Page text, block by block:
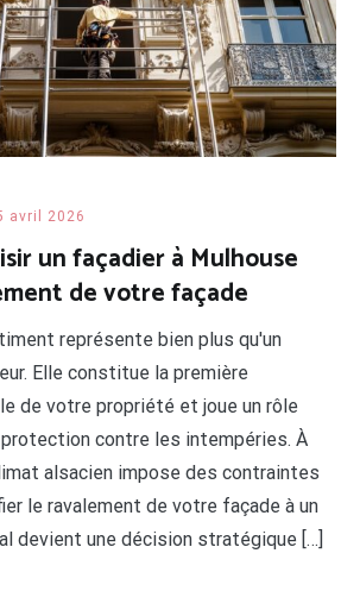
avril 2026
un façadier à Mulhouse
de votre façade
représente bien plus qu'un
Elle constitue la première
de votre propriété et joue un rôle
contre les intempéries. À
alsacien impose des contraintes
le ravalement de votre façade à un
devient une décision stratégique […]